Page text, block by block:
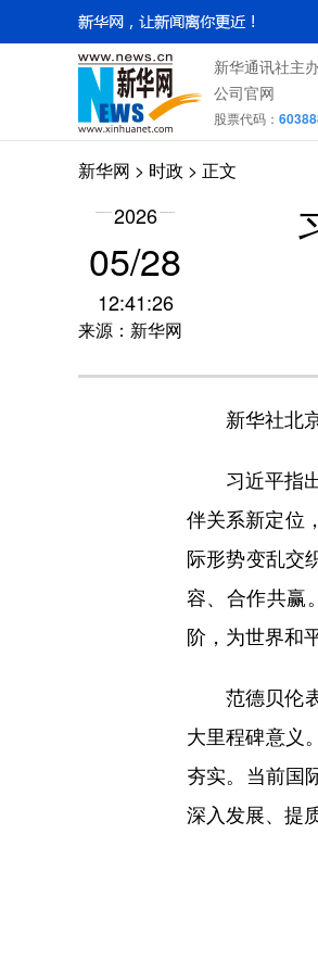
新华通讯社主
公司官网
股票代码：
新华网 > 时政 > 正文
2026
05/28
12:41:26
来源：新华网
新华社北京5
习近平指出
伴关系新定位
际形势变乱交
容、合作共赢
阶，为世界和
范德贝伦表
大里程碑意义
夯实。当前国
深入发展、提